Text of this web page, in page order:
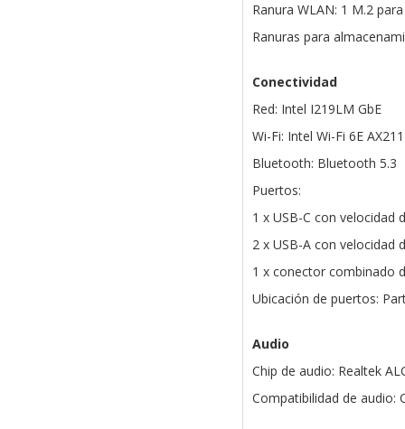
Ranura WLAN: 1 M.2
Ranuras para
Conectividad
Red: Intel I219LM GbE
Wi-Fi: Intel Wi-Fi 6E
Bluetooth: Bluetooth 5.3
Puertos:
1 x USB-C con velocidad
2 x USB-A con velocidad
1 x conector combinado
Ubicación de puertos:
Audio
Chip de audio: Realtek
Compatibilidad de audio: